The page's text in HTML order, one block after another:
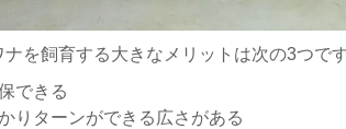
を飼育する大きなメリットは次の3つで
できる
りターンができる広さがある